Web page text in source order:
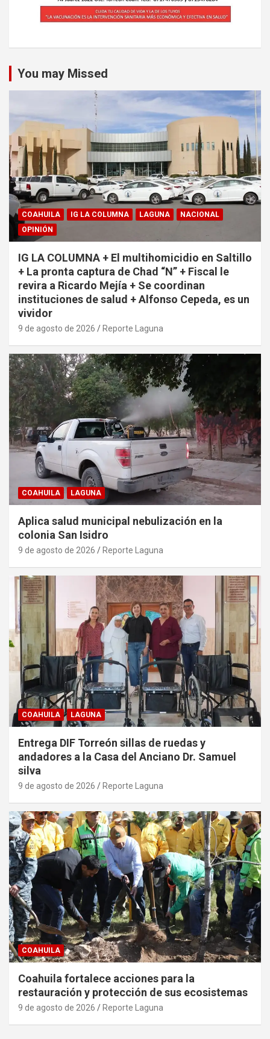
You may Missed
COAHUILA IG LA COLUMNA LAGUNA
NACIONAL
OPINIÓN
IG LA COLUMNA + El multihomicidio en Saltillo
+ La pronta captura de Chad “N” + Fiscal le
revira a Ricardo Mejía + Se coordinan
instituciones de salud + Alfonso Cepeda, es un
vividor
9 de agosto de 2026 Reporte Laguna
COAHUILA LAGUNA
Aplica salud municipal nebulización en la
colonia San Isidro
9 de agosto de 2026 Reporte Laguna
COAHUILA LAGUNA
Entrega DIF Torreón sillas de ruedas y
andadores a la Casa del Anciano Dr. Samuel
silva
9 de agosto de 2026 Reporte Laguna
COAHUILA
Coahuila fortalece acciones para la
restauración y protección de sus ecosistemas
9 de agosto de 2026 Reporte Laguna